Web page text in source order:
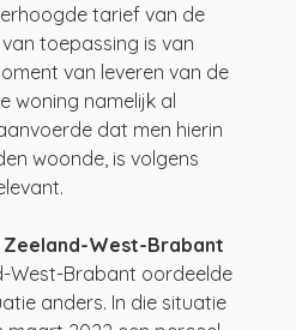
tarief van de
toepassing is van
van leveren van de
woning namelijk al
dat men hierin
woonde, is volgens
West-Brabant
West-Brabant oordeelde
anders. In die situatie